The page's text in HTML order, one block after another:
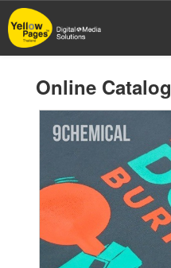
Skip
to
main
Online Catalog